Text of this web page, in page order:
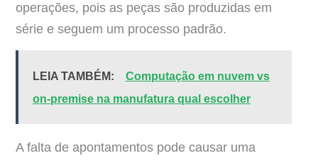
operações, pois as peças são produzidas em
série e seguem um processo padrão.
LEIA TAMBÉM:
Computação em nuvem vs
on-premise na manufatura qual escolher
A falta de apontamentos pode causar uma